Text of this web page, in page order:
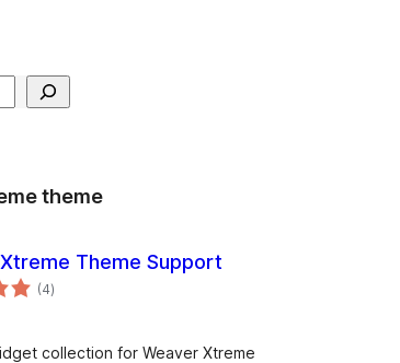
theme
Theme Support
(4एकूण
मूल्यांकन
)
collection for Weaver Xtreme